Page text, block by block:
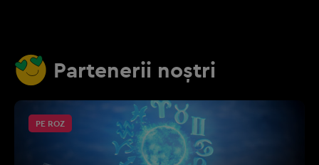
Partenerii noștri
PE ROZ